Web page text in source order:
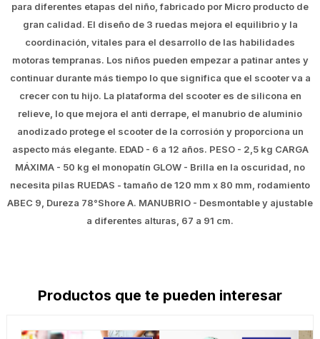
para diferentes etapas del niño, fabricado por Micro producto de
gran calidad. El diseño de 3 ruedas mejora el equilibrio y la
coordinación, vitales para el desarrollo de las habilidades
motoras tempranas. Los niños pueden empezar a patinar antes y
continuar durante más tiempo lo que significa que el scooter va a
crecer con tu hijo. La plataforma del scooter es de silicona en
relieve, lo que mejora el anti derrape, el manubrio de aluminio
anodizado protege el scooter de la corrosión y proporciona un
aspecto más elegante. EDAD - 6 a 12 años. PESO - 2,5 kg CARGA
MÁXIMA - 50 kg el monopatín GLOW - Brilla en la oscuridad, no
necesita pilas RUEDAS - tamaño de 120 mm x 80 mm, rodamiento
ABEC 9, Dureza 78°Shore A. MANUBRIO - Desmontable y ajustable
a diferentes alturas, 67 a 91 cm.
Productos que te pueden interesar